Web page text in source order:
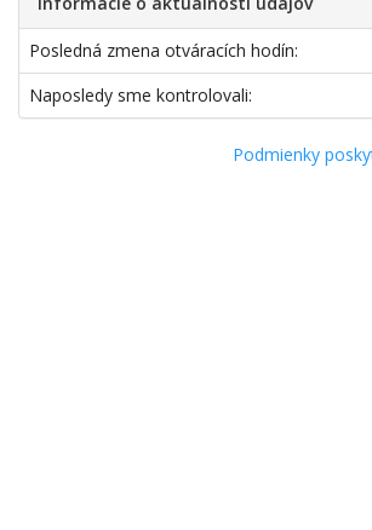
Posledná zmena otváracích hodín:
Naposledy sme kontrolovali:
Podmienky